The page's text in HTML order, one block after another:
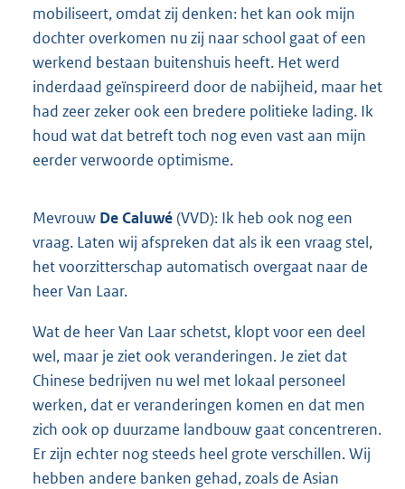
mobiliseert, omdat zij denken: het kan ook mijn
dochter overkomen nu zij naar school gaat of een
werkend bestaan buitenshuis heeft. Het werd
inderdaad geïnspireerd door de nabijheid, maar het
had zeer zeker ook een bredere politieke lading. Ik
houd wat dat betreft toch nog even vast aan mijn
eerder verwoorde optimisme.
Mevrouw De Caluwé(VVD): Ik heb ook nog een
vraag. Laten wij afspreken dat als ik een vraag stel,
het voorzitterschap automatisch overgaat naar de
heer Van Laar.
Wat de heer Van Laar schetst, klopt voor een deel
wel, maar je ziet ook veranderingen. Je ziet dat
Chinese bedrijven nu wel met lokaal personeel
werken, dat er veranderingen komen en dat men
zich ook op duurzame landbouw gaat concentreren.
Er zijn echter nog steeds heel grote verschillen. Wij
hebben andere banken gehad, zoals de Asian